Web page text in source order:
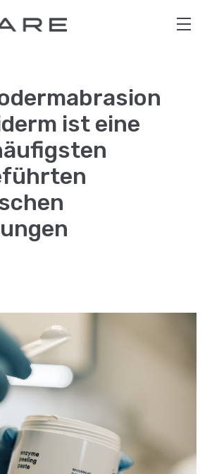
ist eine
Unsere Marken
30.care Schule